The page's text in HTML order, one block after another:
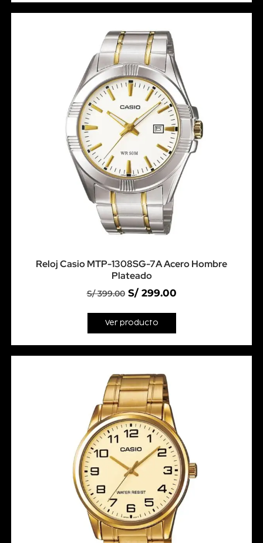
Reloj Casio MTP-1308SG-7A Acero Hombre
Plateado
S/399.00 S/299.00
Ver producto